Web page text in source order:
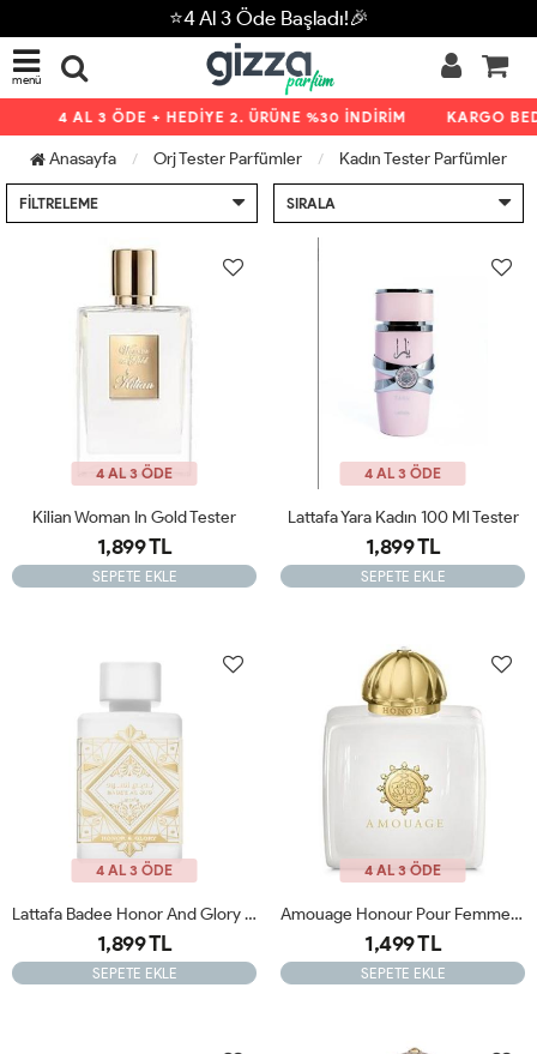
⭐4 Al 3 Öde Başladı!🎉
menü
4 AL 3 ÖDE + HEDİYE 2. ÜRÜNE %30 İNDİRİM KARGO
Anasayfa Orj Tester Parfümler Kadın Tester Parfümler
FILTRELEME SIRALA
4 AL 3 ÖDE
Kilian Woman In Gold Tester
1,899 TL
SEPETE EKLE
4 AL 3 ÖDE
Lattafa Yara Kadın 100 Ml Tester
1,899 TL
SEPETE EKLE
4 AL 3 ÖDE
Lattafa Badee Honor And Glory EDP 100 ML Kadın Tester
1,899 TL
SEPETE EKLE
4 AL 3 ÖDE
Amouage Honour Pour Femme Edp 100ml Unisex Tester
1,499 TL
SEPETE EKLE